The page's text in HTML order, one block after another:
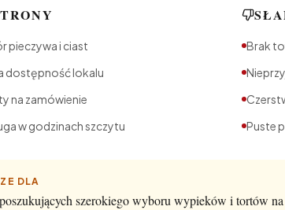
pieczywa i ciast
dostępność lokalu
na zamówienie
w godzinach szczytu
Brak
Puste
DLA
szerokiego wyboru wypieków i tortów